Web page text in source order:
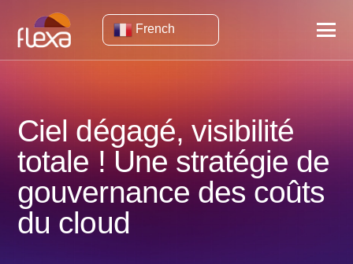
French
Ciel dégagé, visibilité
totale ! Une stratégie de
gouvernance des coûts
du cloud